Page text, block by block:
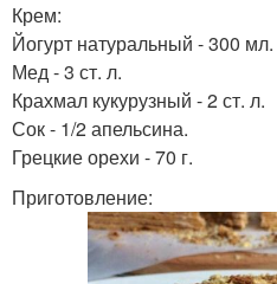
Крем:
Йогурт натуральный - 300 мл.
Мед - 3 ст. л.
Крахмал кукурузный - 2 ст. л.
Сок - 1/2 апельсина.
Грецкие орехи - 70 г.
Приготовление: